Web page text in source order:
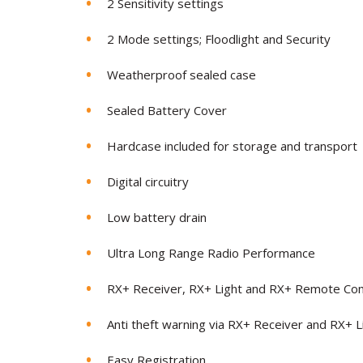
2 Sensitivity settings
2 Mode settings; Floodlight and Security
Weatherproof sealed case
Sealed Battery Cover
Hardcase included for storage and transport
Digital circuitry
Low battery drain
Ultra Long Range Radio Performance
RX+ Receiver, RX+ Light and RX+ Remote
Anti theft warning via RX+ Receiver and RX+